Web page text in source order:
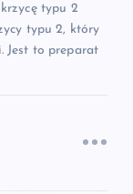
typu 2
typu 2, który
Jest to preparat